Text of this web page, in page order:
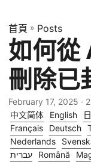
首頁 » Posts
如何
刪除已
February 17, 2025 ·
中文简体
English
Français
Deutsch
Nederlands
עברית
Română